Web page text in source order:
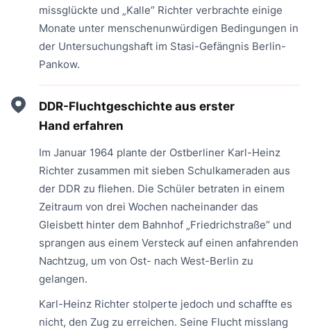
missglückte und „Kalle“ Richter verbrachte einige
Monate unter menschenunwürdigen Bedingungen in
der Untersuchungshaft im Stasi-Gefängnis Berlin-
Pankow.
DDR-Fluchtgeschichte aus erster
Hand erfahren
Im Januar 1964 plante der Ostberliner Karl-Heinz
Richter zusammen mit sieben Schulkameraden aus
der DDR zu fliehen. Die Schüler betraten in einem
Zeitraum von drei Wochen nacheinander das
Gleisbett hinter dem Bahnhof „Friedrichstraße“ und
sprangen aus einem Versteck auf einen anfahrenden
Nachtzug, um von Ost- nach West-Berlin zu
gelangen.
Karl-Heinz Richter stolperte jedoch und schaffte es
nicht, den Zug zu erreichen. Seine Flucht misslang